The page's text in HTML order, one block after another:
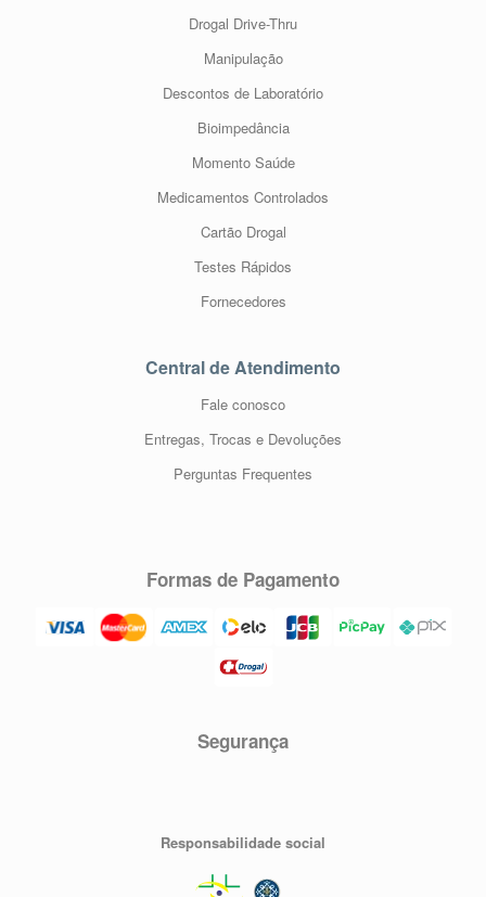
Drogal Drive-Thru
Manipulação
Descontos de Laboratório
Bioimpedância
Momento Saúde
Medicamentos Controlados
Cartão Drogal
Testes Rápidos
Fornecedores
Central de Atendimento
Fale conosco
Entregas, Trocas e Devoluções
Perguntas Frequentes
Formas de Pagamento
Segurança
Responsabilidade social